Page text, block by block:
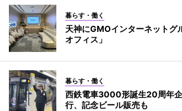
暮らす・働く
天神にGMOインターネットグ
オフィス」
暮らす・働く
西鉄電車3000形誕生20周年
行、記念ビール販売も